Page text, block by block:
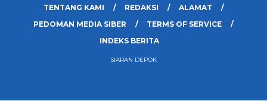
TENTANG KAMI REDAKSI
ALAMAT
PEDOMAN MEDIA SIBER
TERMS OF SERVICE
INDEKS BERITA
SIARAN DEPOK